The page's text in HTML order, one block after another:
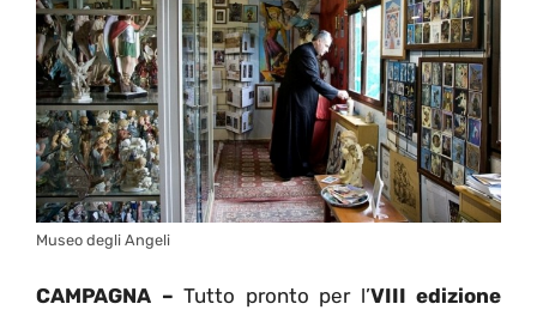
Museo degli Angeli
CAMPAGNA – Tutto pronto per l’VIII edizione